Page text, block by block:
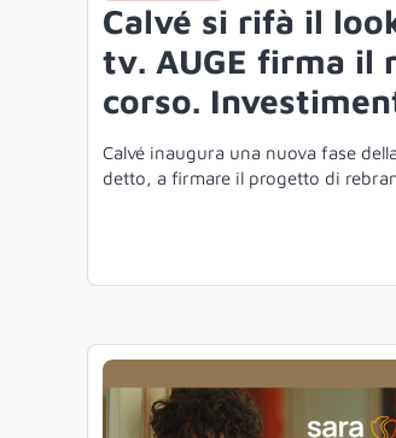
Calvé si rifà il
tv. AUGE firma il
corso.
Calvé inaugura una nuova fase
detto, a firmare il progetto di